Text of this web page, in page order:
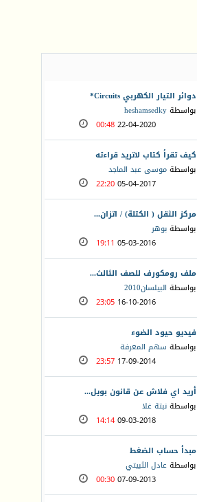
دوائر التيار الكهربي Circuits*
بواسطةheshamsedky
22-04-2020
00:48
كيف تقرأ كتاب لاتريد قراءته
بواسطةموسى عبد الماجد
05-04-2017
22:20
مركز الثقل ( الكتلة) / اتزان...
بواسطةبوهر
05-03-2016
19:11
ملف رومكورف للصف الثالث...
بواسطة البيلسان2010
16-10-2016
23:05
فيديو حيود الضوء
بواسطة سهم المعرفة
17-09-2014
23:57
أريد اي فلاش عن قانون بويل...
بواسطةنبتة غلا
09-03-2018
14:14
مبدأ حساب الضغط
بواسطةعادل الثبيتي
07-09-2013
00:30